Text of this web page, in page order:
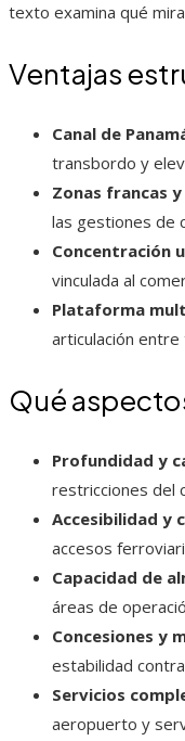
texto examina qué
Ventajas
Canal de
transbordo y
Zonas francas
las gestiones de
Concentración
vinculada al
Plataforma
articulación
Qué
Profundidad y
restricciones del
Accesibilidad y
accesos
Capacidad de
áreas de
Concesiones y
estabilidad
Servicios
aeropuerto y